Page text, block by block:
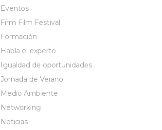
Eventos
Firm Film Festival
Formación
Habla el experto
Igualdad de oportunidades
Jornada de Verano
Medio Ambiente
Networking
Noticias